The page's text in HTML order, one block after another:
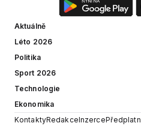
Aktuálně
Léto 2026
Politika
Sport 2026
Technologie
Ekonomika
KontaktyRedakceInzerce